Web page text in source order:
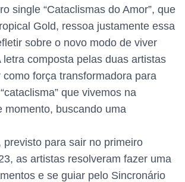
single “Cataclismas do Amor”, que
Gold, ressoa justamente essa
sobre o novo modo de viver
letra composta pelas duas artistas
força transformadora para
que vivemos na
momento, buscando uma
previsto para sair no primeiro
as artistas resolveram fazer uma
e se guiar pelo Sincronário